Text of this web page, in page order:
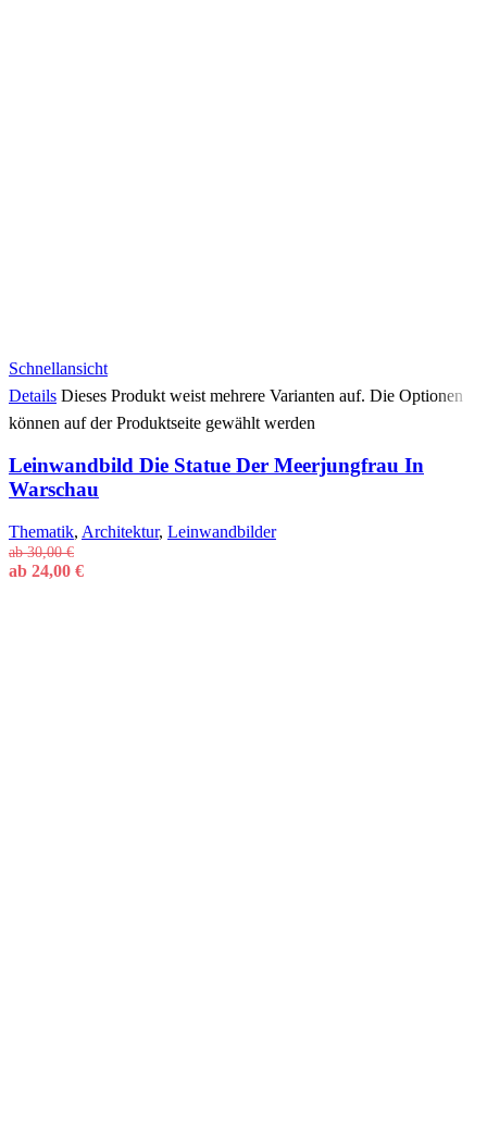
Schnellansicht
Details Dieses Produkt weist mehrere Varianten auf. Die Optionen
können auf der Produktseite gewählt werden
Leinwandbild Die Statue Der Meerjungfrau In
Warschau
Thematik, Architektur, Leinwandbilder
ab30,00€
ab 24,00 €